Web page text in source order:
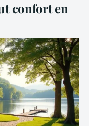
confort en